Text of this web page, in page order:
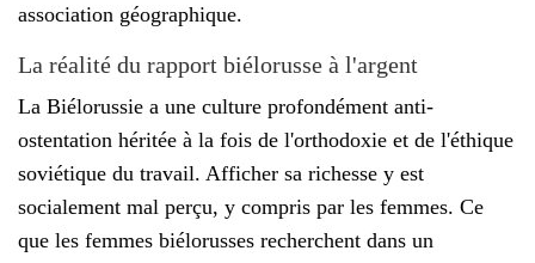
association géographique.
La réalité du rapport biélorusse à l'argent
La Biélorussie a une culture profondément anti-
ostentation héritée à la fois de l'orthodoxie et de l'éthique
soviétique du travail. Afficher sa richesse y est
socialement mal perçu, y compris par les femmes. Ce
que les femmes biélorusses recherchent dans un